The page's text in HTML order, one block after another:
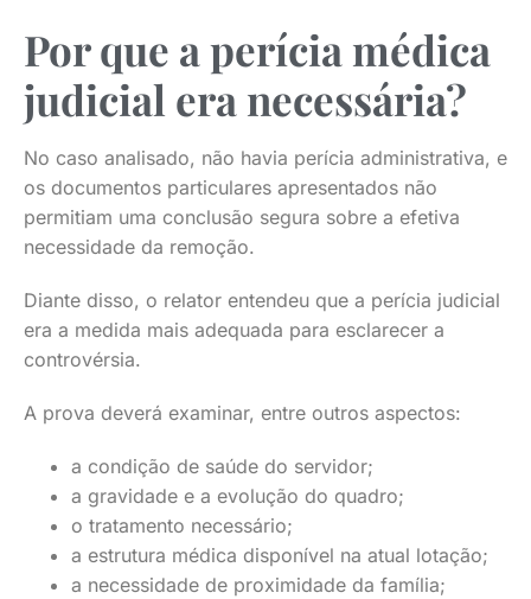
Por que a perícia médica
judicial era necessária?
No caso analisado, não havia perícia administrativa, e
os documentos particulares apresentados não
permitiam uma conclusão segura sobre a efetiva
necessidade da remoção.
Diante disso, o relator entendeu que a perícia judicial
era a medida mais adequada para esclarecer a
controvérsia.
A prova deverá examinar, entre outros aspectos:
a condição de saúde do servidor;
a gravidade e a evolução do quadro;
o tratamento necessário;
a estrutura médica disponível na atual lotação;
a necessidade de proximidade da família;